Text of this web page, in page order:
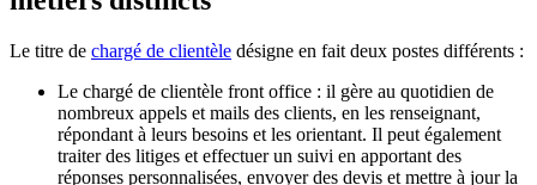
Le titre de chargé de clientèle désigne en fait deux postes différents :
Le chargé de clientèle front office : il gère au quotidien de
nombreux appels et mails des clients, en les renseignant,
répondant à leurs besoins et les orientant. Il peut également
traiter des litiges et effectuer un suivi en apportant des
réponses personnalisées, envoyer des devis et mettre à jour la